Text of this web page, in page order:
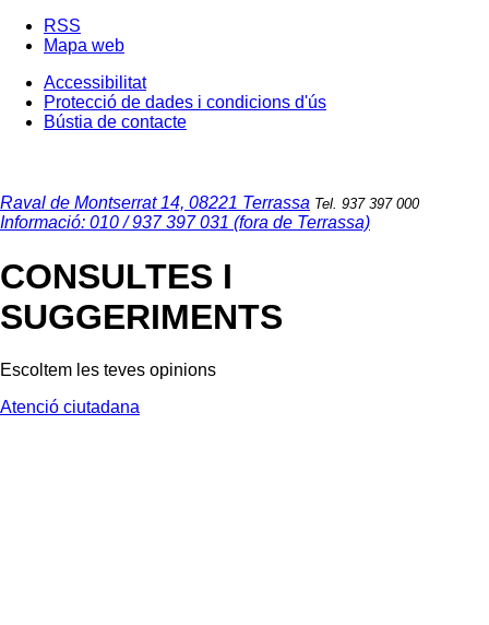
RSS
Mapa web
Accessibilitat
Protecció de dades i condicions d'ús
Bústia de contacte
Raval de Montserrat 14, 08221 Terrassa Tel. 937 397 000
Informació: 010 / 937 397 031 (fora de Terrassa)
CONSULTES I
SUGGERIMENTS
Escoltem les teves opinions
Atenció ciutadana